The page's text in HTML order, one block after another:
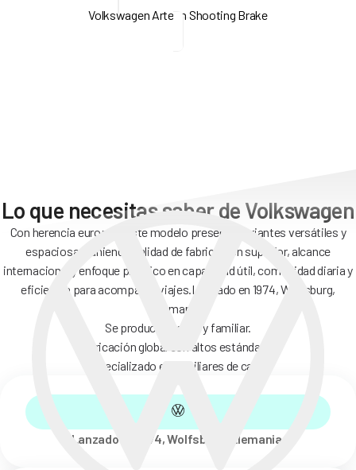
Volkswagen Arteon Shooting Brake
Lo que necesitas saber de Volkswagen
Con herencia europea, este modelo presenta variantes versátiles y
espaciosas, uniendo calidad de fabricación superior, alcance
internacional y enfoque práctico en capacidad útil, comodidad diaria y
eficiencia para acompañar viajes.Lanzado en 1974, Wolfsburg,
Alemania.
Se producen sedán y familiar.
Fabricación global con altos estándares.
Especializado en familiares de carga.
Lanzado en 1974, Wolfsburg, Alemania.